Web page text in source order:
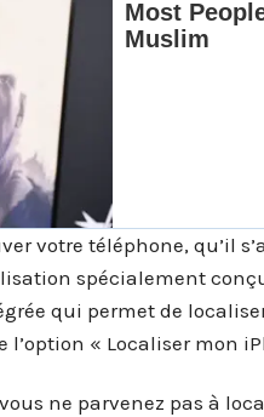
votre téléphone, qu’il
spécialement
qui permet de
« Localiser mon
ne parvenez pas à